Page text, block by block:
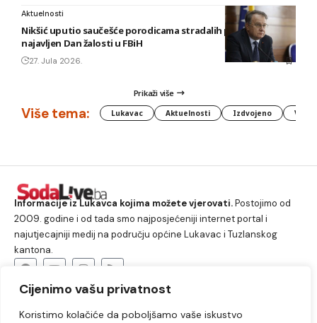
Cijenimo vašu privatnost
Koristimo kolačiće da poboljšamo vaše iskustvo
Aktuelnosti
Nikšić uputio saučešće porodicama stradalih planinara,
najavljen Dan žalosti u FBiH
27. Jula 2026.
Prikaži više
Više tema: Lukavac Aktuelnosti Izdvojeno
Informacije iz Lukavca kojima možete vjerovati.Postojimo od
2009. godine i od tada smo najposjećeniji internet portal i
najutjecajniji medij na području općine Lukavac i Tuzlanskog
kantona.